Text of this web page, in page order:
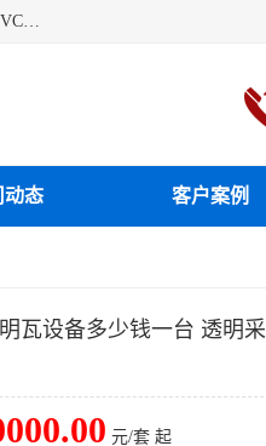
江苏艾斯曼机械有限公司专业生产各种合成树脂瓦设备、PVC树脂瓦生产线、PVC仿大理石板生产线，PVC碳晶板生产线、PVC护墙板生产线，PVC格栅板生产线、PVC扣板生产线、塑料建筑模板生产线。操作方便，性能稳定，价格合理，质量保障。
动态 客户案例
瓦设备多少钱一台 透明
元/套 起